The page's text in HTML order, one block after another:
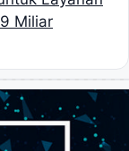
Miliar